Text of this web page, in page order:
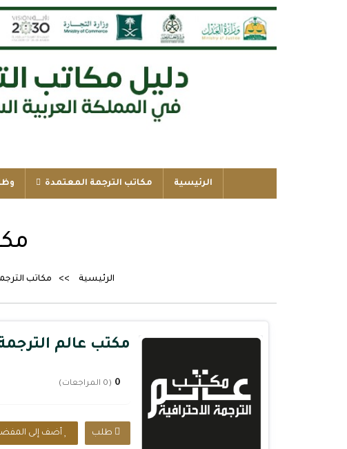
الرئيسية مكاتب الترجمة المعتمدة
الرئيسية مكاتب
مكتب عالم الترجمة
0 (0 المراجعات)
طلب أضف إلى